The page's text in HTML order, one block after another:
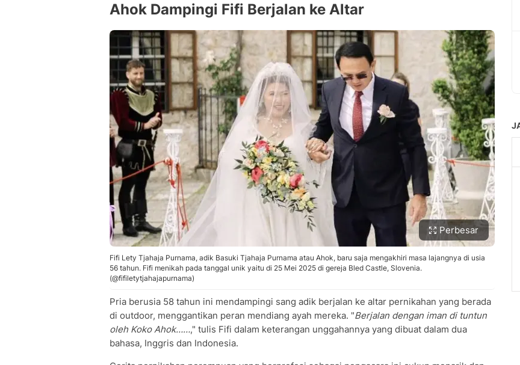
Ahok Dampingi Fifi Berjalan ke Altar
Perbesar
Fifi Lety Tjahaja Purnama, adik Basuki Tjahaja Purnama atau Ahok, baru saja mengakhiri masa lajangnya di usia
56 tahun. Fifi menikah pada tanggal unik yaitu di 25 Mei 2025 di gereja Bled Castle, Slovenia.
(@fifiletytjahajapurnama)
Pria berusia 58 tahun ini mendampingi sang adik berjalan ke altar pernikahan yang berada
di outdoor, menggantikan peran mendiang ayah mereka. "Berjalan dengan iman di tuntun
oleh Koko Ahok……," tulis Fifi dalam keterangan unggahannya yang dibuat dalam dua
bahasa, Inggris dan Indonesia.